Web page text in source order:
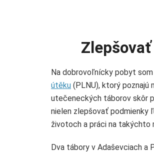
Na dobrovoľnícky pobyt
útěku (PLNU), ktorý poznajú
utečeneckých táborov skôr
nielen zlepšovať podmienky
životoch a práci na takýchto
Dva tábory v Adaševciach a